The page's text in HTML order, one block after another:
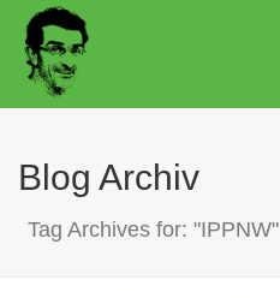
Blog Archiv
Tag Archives for: "IPPNW"